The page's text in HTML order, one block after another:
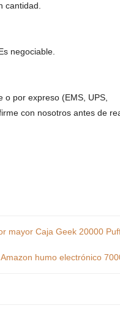
cantidad.
negociable.
por expreso (EMS, UPS,
con nosotros antes de
mayor Caja Geek 20000
humo electrónico